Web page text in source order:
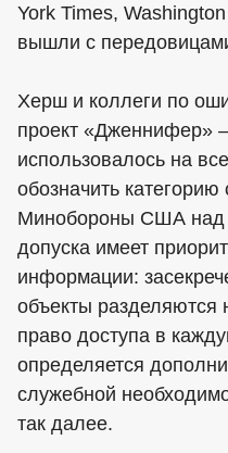
York Times,
вышли с
Херш и коллеги по
проект «Дженнифер»
использовалось на
обозначить
Минобороны США над
допуска имеет
информации:
объекты разделяются
право доступа в
определяется
служебной
так далее.